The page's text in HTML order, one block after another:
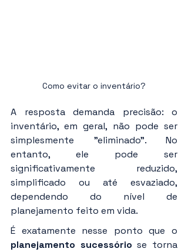
Como evitar o inventário?
A resposta demanda precisão: o
inventário, em geral, não pode ser
simplesmente "eliminado". No
entanto, ele pode ser
significativamente reduzido,
simplificado ou até esvaziado,
dependendo do nível de
planejamento feito em vida.
planejamento sucessório se torna